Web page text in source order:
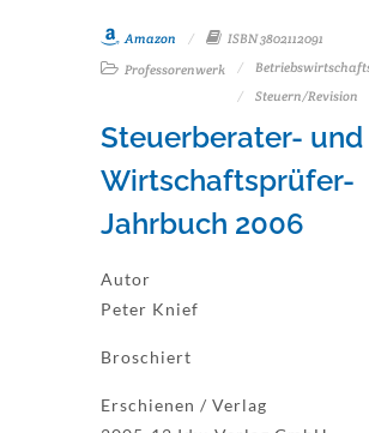
Amazon
ISBN 3802112091
Professorenwerk
Steuern/Revision
Steuerberater- und
Wirtschaftsprüfer-
Jahrbuch 2006
Autor
Peter Knief
Broschiert
Erschienen / Verlag